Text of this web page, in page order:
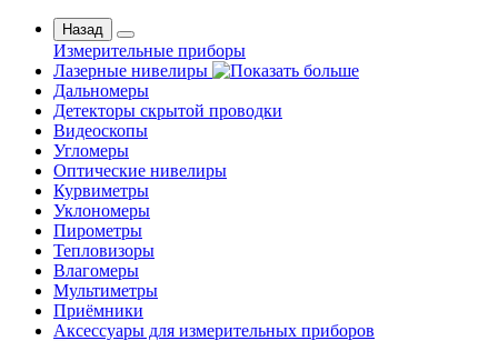
Назад
Измерительные приборы
Лазерные нивелиры
Дальномеры
Детекторы скрытой проводки
Видеоскопы
Угломеры
Оптические нивелиры
Курвиметры
Уклономеры
Пирометры
Тепловизоры
Влагомеры
Мультиметры
Приёмники
Аксессуары для измерительных приборов